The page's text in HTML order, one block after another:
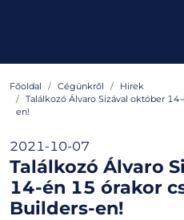
Főoldal Cégünkről
Hirek
Találkozó Álvaro Sizával október
en!
2021-10-07
Találkozó Álvaro
14-én 15 órakor
Builders-en!